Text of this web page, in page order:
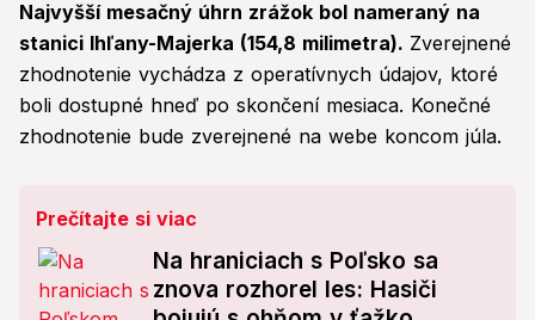
Najvyšší mesačný úhrn zrážok bol nameraný na
stanici Ihľany-Majerka (154,8 milimetra). Zverejnené
zhodnotenie vychádza z operatívnych údajov, ktoré
boli dostupné hneď po skončení mesiaca. Konečné
zhodnotenie bude zverejnené na webe koncom júla.
Prečítajte si viac
Na hraniciach s Poľsko sa
znova rozhorel les: Hasiči